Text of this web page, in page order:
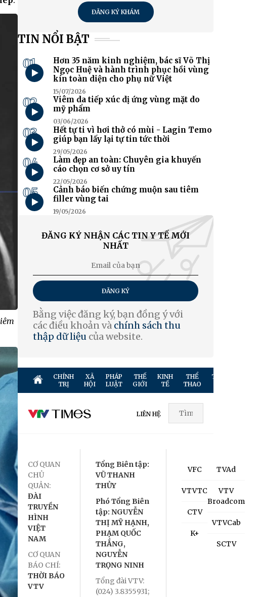
ĐĂNG KÝ KHÁM
TIN NỔI BẬT
01
Hơn 35 năm kinh nghiệm, bác sĩ Võ Thị
Ngọc Huệ và hành trình phục hồi vùng
kín toàn diện cho phụ nữ Việt
15/07/2026
02
Viêm da tiếp xúc dị ứng vùng mặt do
mỹ phẩm
03/06/2026
03
Hết tự ti vì hơi thở có mùi - Lagin Temo
giúp bạn lấy lại tự tin tức thời
29/05/2026
04
Làm đẹp an toàn: Chuyên gia khuyến
cáo chọn cơ sở uy tín
22/05/2026
05
Cảnh báo biến chứng muộn sau tiêm
filler vùng tai
19/05/2026
ĐĂNG KÝ NHẬN CÁC TIN Y TẾ MỚI
NHẤT
ĐĂNG KÝ
Bằng việc đăng ký, bạn đồng ý với
các điều khoản và chính sách thu
thập dữ liệu của website.
CHÍNH
TRỊ
XÃ
HỘI
PHÁP
LUẬT
THẾ
GIỚI
KINH
TẾ
THỂ
THAO
TRUYỀN
LIÊN HỆ
CƠ QUAN
CHỦ
QUẢN:
ĐÀI
TRUYỀN
HÌNH
VIỆT
NAM
CƠ QUAN
BÁO CHÍ:
THỜI BÁO
VTV
Tổng Biên tập:
VŨ THANH
THỦY
Phó Tổng Biên
tập: NGUYỄN
THỊ MỸ HẠNH,
PHẠM QUỐC
THẮNG,
NGUYỄN
TRỌNG NINH
Tổng đài VTV:
(024) 3.8355931;
VFC
VTVTC
CTV
K+
TVAd
VTV
Broadcom
VTVCab
SCTV